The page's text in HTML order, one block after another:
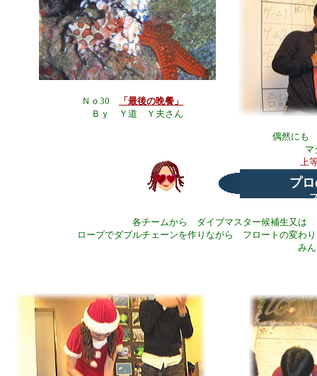
各チームから ダイブマスター候補生又は
ロープでダブルチェーンを作りながら フロートの変わ
み
プ
Ｎｏ30
「最後の晩餐」
Ｂｙ Ｙ道 Ｙ夫さん
偶然にも
マ
上